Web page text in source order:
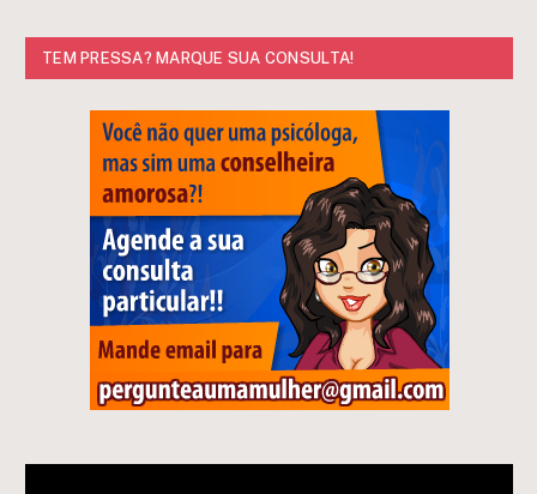
TEM PRESSA? MARQUE SUA CONSULTA!